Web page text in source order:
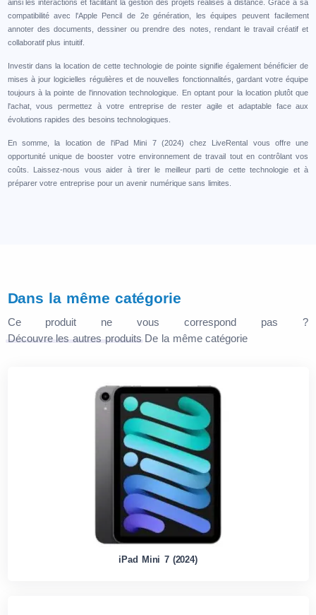
ainsi les interactions et facilitant la gestion des projets réalisés à distance. Grâce à sa
compatibilité avec l'Apple Pencil de 2e génération, les équipes peuvent facilement
annoter des documents, dessiner ou prendre des notes, rendant le travail créatif et
collaboratif plus intuitif.
Investir dans la location de cette technologie de pointe signifie également bénéficier de
mises à jour logicielles régulières et de nouvelles fonctionnalités, gardant votre équipe
toujours à la pointe de l'innovation technologique. En optant pour la location plutôt que
l'achat, vous permettez à votre entreprise de rester agile et adaptable face aux
évolutions rapides des besoins technologiques.
En somme, la location de l'iPad Mini 7 (2024) chez LiveRental vous offre une
opportunité unique de booster votre environnement de travail tout en contrôlant vos
coûts. Laissez-nous vous aider à tirer le meilleur parti de cette technologie et à
préparer votre entreprise pour un avenir numérique sans limites.
Dans la même catégorie
Ce produit ne vous correspond pas ?
Découvre les autres produits De la même catégorie
iPad Mini 7 (2024)